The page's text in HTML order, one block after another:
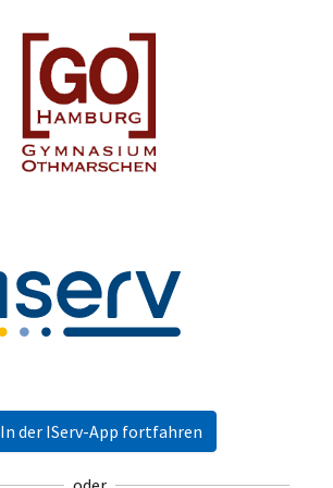
In der IServ-App fortfahren